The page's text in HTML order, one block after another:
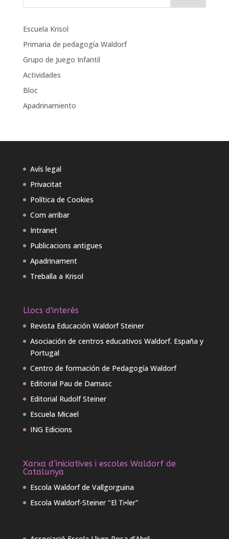
Escuela Krisol
Primaria de pedagogía Waldorf
Grupo de Juego Infantil
Actividades
Bloc
Apadrinamiento
Avís legal
Privacitat
Política de Cookies
Com arribar
Intranet
Publicacions antigues
Apadrinament
Treballa a Krisol
Llocs d'interès
Revista Educación Waldorf Steiner
Asociación de centros educativos Waldorf. España y
Portugal
Centro de formación de Pedagogía Waldorf
Editorial Pau de Damasc
Editorial Rudolf Steiner
Escuela Micael
ING Edicions
Xarxa d’iniciatives i escoles Waldorf de
Catalunya
Escola Waldorf de Vallgorguina
Escola Waldorf-Steiner "El Ti•ler"